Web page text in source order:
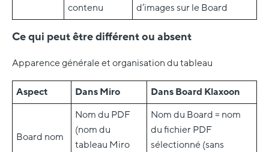
contenu
d’images sur le Board
Ce qui peut être différent ou absent
Apparence générale et organisation du tableau
Aspect Dans Miro Dans Board Klaxoon
Board nom
Nom du PDF
(nom du
tableau Miro
Nom du Board = nom
du fichier PDF
sélectionné (sans